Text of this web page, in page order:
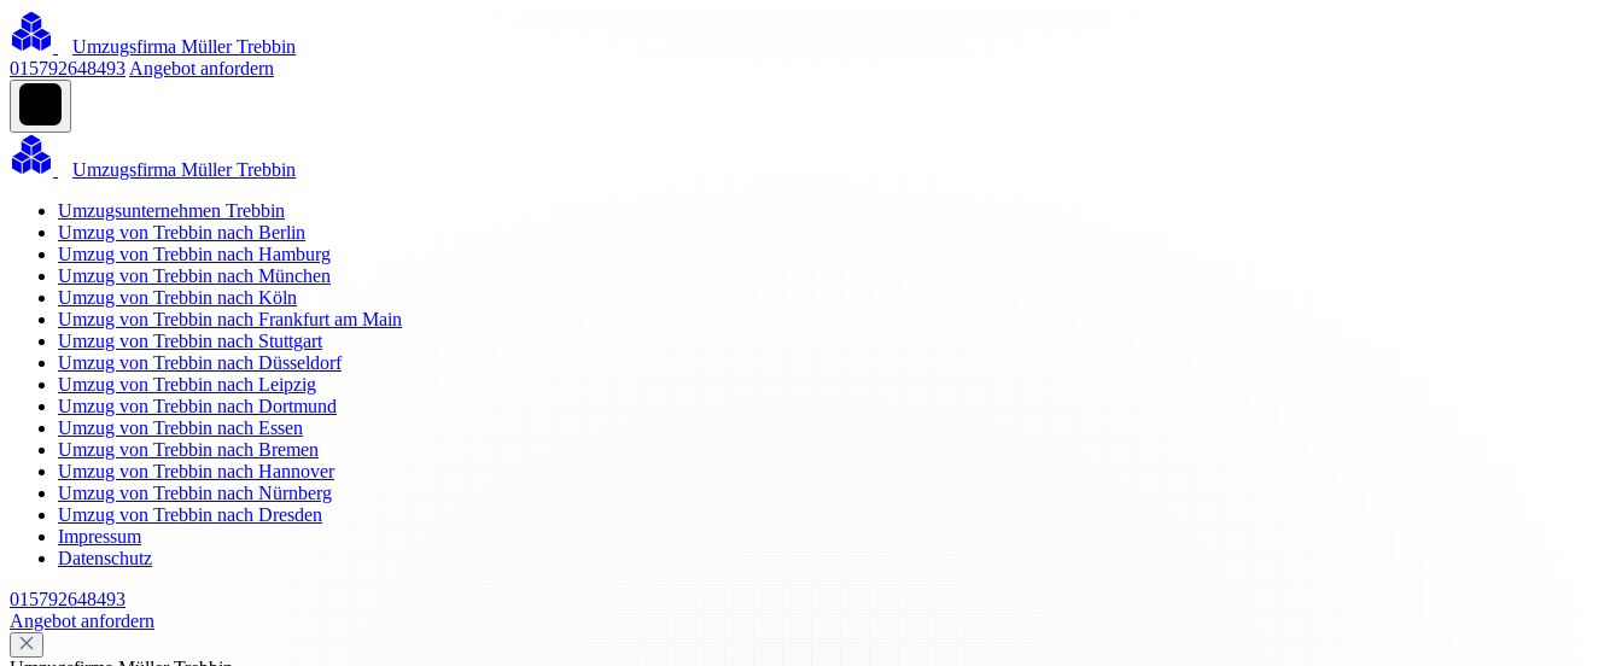
Umzugsfirma Müller Trebbin
015792648493 Angebot anfordern
Umzugsfirma Müller Trebbin
Umzugsunternehmen Trebbin
Umzug von Trebbin nach Berlin
Umzug von Trebbin nach Hamburg
Umzug von Trebbin nach München
Umzug von Trebbin nach Köln
Umzug von Trebbin nach Frankfurt am Main
Umzug von Trebbin nach Stuttgart
Umzug von Trebbin nach Düsseldorf
Umzug von Trebbin nach Leipzig
Umzug von Trebbin nach Dortmund
Umzug von Trebbin nach Essen
Umzug von Trebbin nach Bremen
Umzug von Trebbin nach Hannover
Umzug von Trebbin nach Nürnberg
Umzug von Trebbin nach Dresden
Impressum
Datenschutz
015792648493
Angebot anfordern